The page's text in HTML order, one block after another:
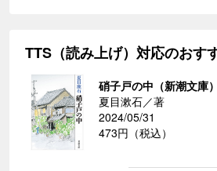
TTS（読み上げ）対応のおす
硝子戸の中（新潮文庫）
夏目漱石／著
2024/05/31
473円（税込）